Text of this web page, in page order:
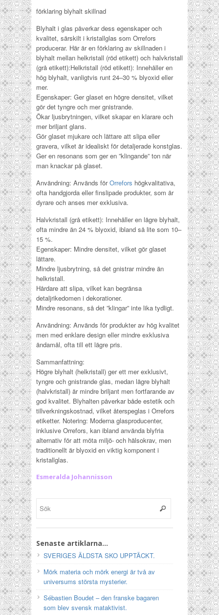
förklaring blyhalt skillnad
Blyhalt i glas påverkar dess egenskaper och
kvalitet, särskilt i kristallglas som Orrefors
producerar. Här är en förklaring av skillnaden i
blyhalt mellan helkristall (röd etikett) och halvkristall
(grå etikett):Helkristall (röd etikett): Innehåller en
hög blyhalt, vanligtvis runt 24–30 % blyoxid eller
mer.
Egenskaper: Ger glaset en högre densitet, vilket
gör det tyngre och mer gnistrande.
Ökar ljusbrytningen, vilket skapar en klarare och
mer briljant glans.
Gör glaset mjukare och lättare att slipa eller
gravera, vilket är idealiskt för detaljerade konstglas.
Ger en resonans som ger en ”klingande” ton när
man knackar på glaset.
Användning: Används förOrrefors högkvalitativa,
ofta handgjorda eller finslipade produkter, som är
dyrare och anses mer exklusiva.
Halvkristall (grå etikett): Innehåller en lägre blyhalt,
ofta mindre än 24 % blyoxid, ibland så lite som 10–
15 %.
Egenskaper: Mindre densitet, vilket gör glaset
lättare.
Mindre ljusbrytning, så det gnistrar mindre än
helkristall.
Hårdare att slipa, vilket kan begränsa
detaljrikedomen i dekorationer.
Mindre resonans, så det ”klingar” inte lika tydligt.
Användning: Används för produkter av hög kvalitet
men med enklare design eller mindre exklusiva
ändamål, ofta till ett lägre pris.
Sammanfattning:
Högre blyhalt (helkristall) ger ett mer exklusivt,
tyngre och gnistrande glas, medan lägre blyhalt
(halvkristall) är mindre briljant men fortfarande av
god kvalitet. Blyhalten påverkar både estetik och
tillverkningskostnad, vilket återspeglas i Orrefors
etiketter. Notering: Moderna glasproducenter,
inklusive Orrefors, kan ibland använda blyfria
alternativ för att möta miljö- och hälsokrav, men
traditionellt är blyoxid en viktig komponent i
kristallglas.
Esmeralda Johannisson
Senaste artiklarna…
SVERIGES ÄLDSTA SKO UPPTÄCKT.
Mörk materia och mörk energi är två av
universums största mysterier.
Sébastien Boudet – den franske bagaren
som blev svensk mataktivist.